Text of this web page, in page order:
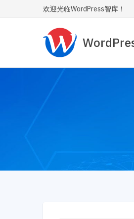
欢迎光临WordPress智库！